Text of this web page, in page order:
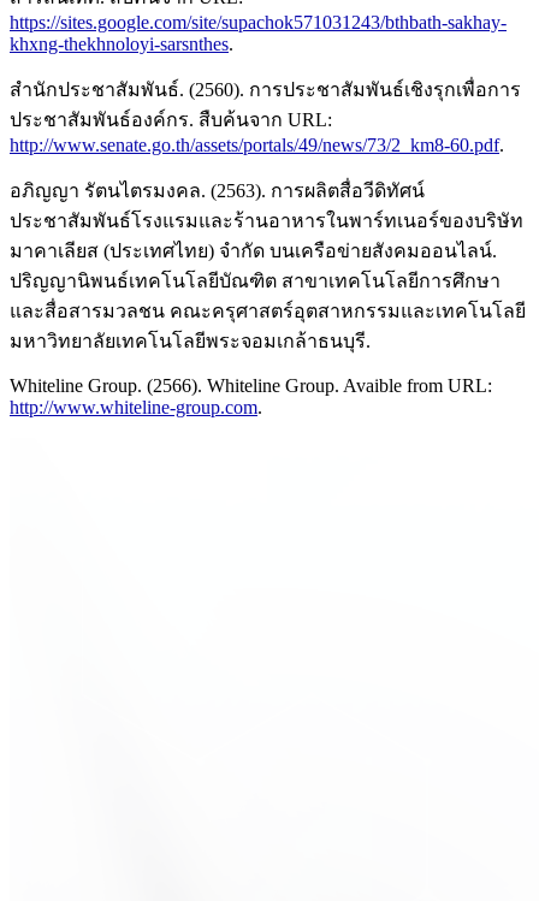
https://sites.google.com/site/supachok571031243/bthbath-sakhay-
khxng-thekhnoloyi-sarsnthes.
สำนักประชาสัมพันธ์. (2560). การประชาสัมพันธ์เชิงรุกเพื่อการ
ประชาสัมพันธ์องค์กร. สืบค้นจาก URL:
http://www.senate.go.th/assets/portals/49/news/73/2_km8-60.pdf.
อภิญญา รัตนไตรมงคล. (2563). การผลิตสื่อวีดิทัศน์
ประชาสัมพันธ์โรงแรมและร้านอาหารในพาร์ทเนอร์ของบริษัท
มาคาเลียส (ประเทศไทย) จำกัด บนเครือข่ายสังคมออนไลน์.
ปริญญานิพนธ์เทคโนโลยีบัณฑิต สาขาเทคโนโลยีการศึกษา
และสื่อสารมวลชน คณะครุศาสตร์อุตสาหกรรมและเทคโนโลยี
มหาวิทยาลัยเทคโนโลยีพระจอมเกล้าธนบุรี.
Whiteline Group. (2566). Whiteline Group. Avaible from URL:
http://www.whiteline-group.com.